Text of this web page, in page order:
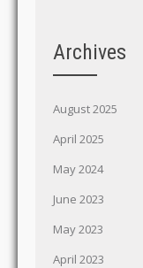
Archives
August 2025
April 2025
May 2024
June 2023
May 2023
April 2023